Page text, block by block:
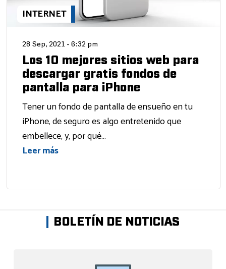
INTERNET
28 Sep, 2021 - 6:32 pm
Los 10 mejores sitios web para
descargar gratis fondos de
pantalla para iPhone
Tener un fondo de pantalla de ensueño en tu
iPhone, de seguro es algo entretenido que
embellece, y, por qué...
Leer más
BOLETÍN DE NOTICIAS